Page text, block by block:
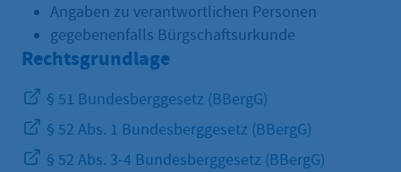
Angaben zu verantwortlichen Personen
gegebenenfalls Bürgschaftsurkunde
Rechtsgrundlage
§ 51 Bundesberggesetz (BBergG)
§ 52 Abs. 1 Bundesberggesetz (BBergG)
§ 52 Abs. 3-4 Bundesberggesetz (BBergG)